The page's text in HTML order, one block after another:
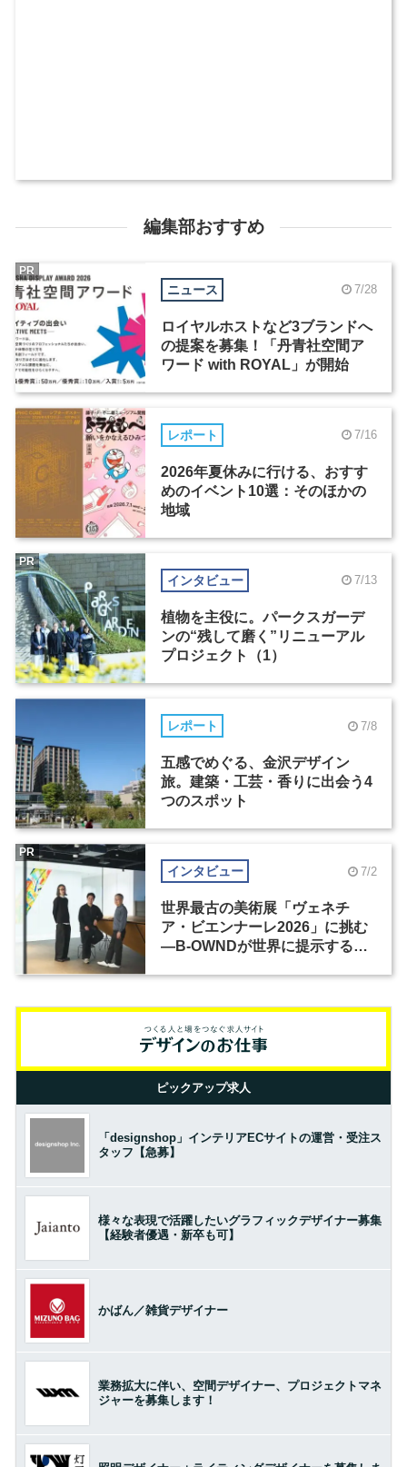
編集部おすすめ
ニュース 7/28
ロイヤルホストなど3ブランドへ
の提案を募集！「丹青社空間ア
ワード with ROYAL」が開始
PR
レポート 7/16
2026年夏休みに行ける、おすす
めのイベント10選：そのほかの
地域
インタビュー 7/13
植物を主役に。パークスガーデ
ンの“残して磨く”リニューアル
プロジェクト（1）
PR
レポート 7/8
五感でめぐる、金沢デザイン
旅。建築・工芸・香りに出会う4
つのスポット
インタビュー 7/2
世界最古の美術展「ヴェネチ
ア・ビエンナーレ2026」に挑む
―B-OWNDが世界に提示する美
PR
ピックアップ求人
「designshop」インテリアECサイトの運営・受注ス
タッフ【急募】
様々な表現で活躍したいグラフィックデザイナー募集
【経験者優遇・新卒も可】
かばん／雑貨デザイナー
業務拡大に伴い、空間デザイナー、プロジェクトマネ
ジャーを募集します！